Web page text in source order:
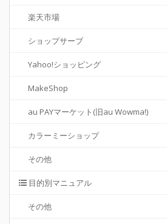
楽天市場
ショップサーブ
Yahoo!ショッピング
MakeShop
au PAYマーケット(旧au Wowma!)
カラーミーショップ
その他
目的別マニュアル
その他